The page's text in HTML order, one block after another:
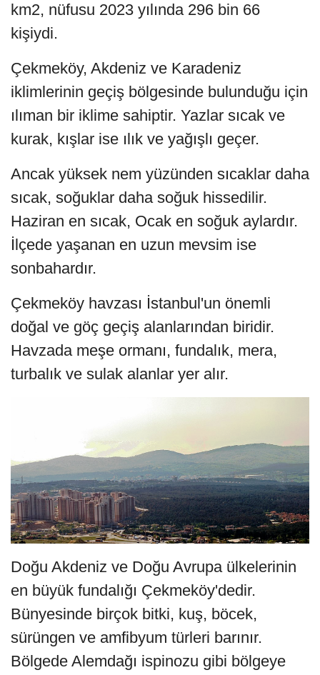
km2, nüfusu 2023 yılında 296 bin 66
kişiydi.
Çekmeköy, Akdeniz ve Karadeniz
iklimlerinin geçiş bölgesinde bulunduğu için
ılıman bir iklime sahiptir. Yazlar sıcak ve
kurak, kışlar ise ılık ve yağışlı geçer.
Ancak yüksek nem yüzünden sıcaklar daha
sıcak, soğuklar daha soğuk hissedilir.
Haziran en sıcak, Ocak en soğuk aylardır.
İlçede yaşanan en uzun mevsim ise
sonbahardır.
Çekmeköy havzası İstanbul'un önemli
doğal ve göç geçiş alanlarından biridir.
Havzada meşe ormanı, fundalık, mera,
turbalık ve sulak alanlar yer alır.
Doğu Akdeniz ve Doğu Avrupa ülkelerinin
en büyük fundalığı Çekmeköy'dedir.
Bünyesinde birçok bitki, kuş, böcek,
sürüngen ve amfibyum türleri barınır.
Bölgede Alemdağı ispinozu gibi bölgeye